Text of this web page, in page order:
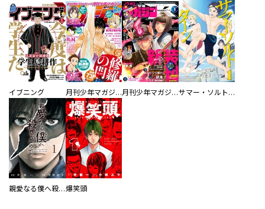
イブニング 月刊少年マガジン 月刊少年マガジンＲ サマー・ソルト・ターン
親愛なる僕へ殺意をこめて爆笑頭